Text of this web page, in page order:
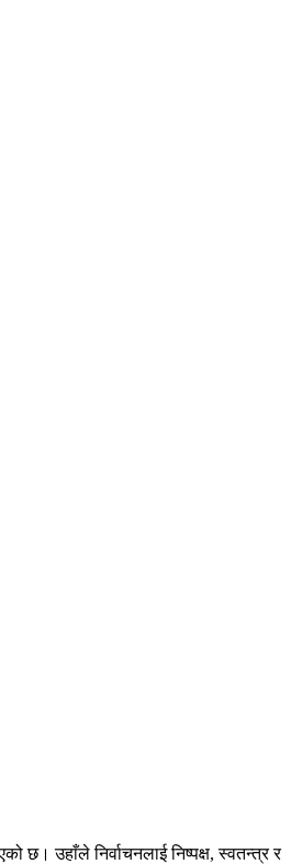
छ। उहाँले निर्वाचनलाई निष्पक्ष, स्वतन्त्र र